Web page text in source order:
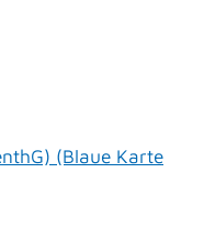
(Blaue Karte